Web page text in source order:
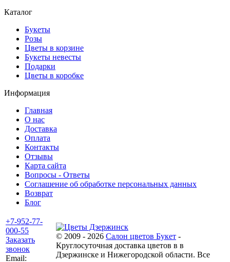
Каталог
Букеты
Розы
Цветы в корзине
Букеты невесты
Подарки
Цветы в коробке
Информация
Главная
О нас
Доставка
Оплата
Контакты
Отзывы
Карта сайта
Вопросы - Ответы
Соглашение об обработке персональных данных
Возврат
Блог
+7-952-77-
000-55
Заказать
звонок
Email:
© 2009 - 2026 Салон цветов Букет -
Круглосуточная доставка цветов в в
Дзержинске и Нижегородской области. Все